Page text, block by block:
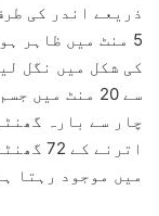
5 منٹ میں ظاہر
سے 20 منٹ
چار سے بارہ
میں موجود رہتا